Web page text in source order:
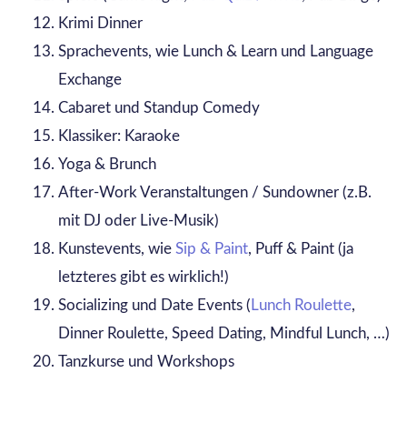
Krimi Dinner
Sprachevents, wie Lunch & Learn und Language
Exchange
Cabaret und Standup Comedy
Klassiker: Karaoke
Yoga & Brunch
After-Work Veranstaltungen / Sundowner (z.B.
mit DJ oder Live-Musik)
Kunstevents, wie Sip & Paint, Puff & Paint (ja
letzteres gibt es wirklich!)
Socializing und Date Events ( Lunch Roulette,
Dinner Roulette, Speed Dating, Mindful Lunch, …)
Tanzkurse und Workshops